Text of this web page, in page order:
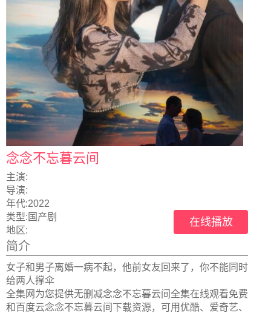
念念不忘暮云间
主演:
导演:
年代:2022
类型: 国产剧
地区:
在线播放
简介
女子和男子离婚一病不起，他前女友回来了，你不能同时
给两人撑伞
全集网为您提供无删减念念不忘暮云间全集在线观看免费
和百度云念念不忘暮云间下载资源，可用优酷、爱奇艺、